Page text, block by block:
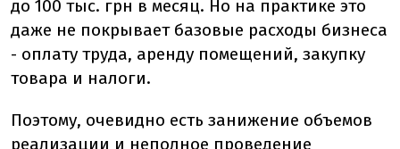
до 100 тыс. грн в месяц. Но на практике это
даже не покрывает базовые расходы бизнеса
- оплату труда, аренду помещений, закупку
товара и налоги.
Поэтому, очевидно есть занижение объемов
реализации и неполное проведение